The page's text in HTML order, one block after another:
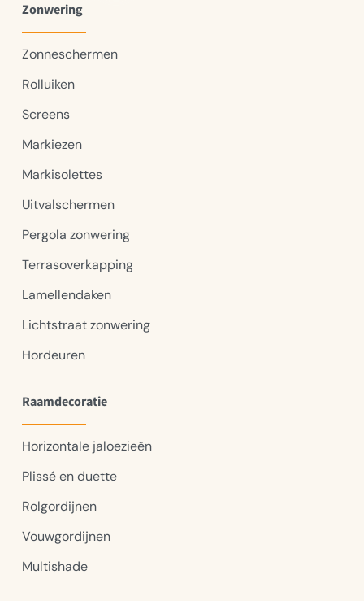
Zonwering
Zonneschermen
Rolluiken
Screens
Markiezen
Markisolettes
Uitvalschermen
Pergola zonwering
Terrasoverkapping
Lamellendaken
Lichtstraat zonwering
Hordeuren
Raamdecoratie
Horizontale jaloezieën
Plissé en duette
Rolgordijnen
Vouwgordijnen
Multishade